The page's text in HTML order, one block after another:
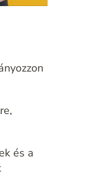
és a